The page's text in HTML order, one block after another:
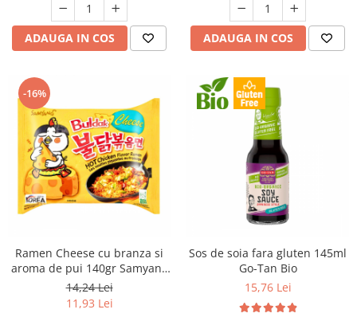
ADAUGA IN COS ADAUGA IN COS
-16%
Ramen Cheese cu branza si
aroma de pui 140gr Samyang
Buldak
14,24 Lei
11,93 Lei
Sos de soia fara gluten 145ml
Go-Tan Bio
15,76 Lei